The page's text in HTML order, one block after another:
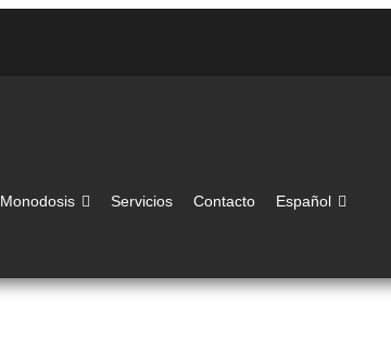
Monodosis Servicios Contacto Español